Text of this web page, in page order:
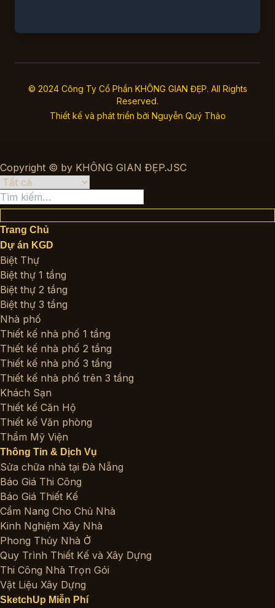
© 2024 Công Ty Cổ Phần KHÔNG GIAN ĐẸP. All Rights
Reserved.
Thiết kế và phát triển bởi Nguyễn Quý Thảo
Copyright © by KHÔNG GIAN ĐẸP.JSC
Tìm
kiếm:
Trang Chủ
Dự án KGD
Biệt Thự
Biệt thự 1 tầng
Biệt thự 2 tầng
Biệt thự 3 tầng
Nhà phố
Thiết kế nhà phố 1 tầng
Thiết kế nhà phố 2 tầng
Thiết kế nhà phố 3 tầng
Thiết kế nhà phố trên 3 tầng
Khách Sạn
Thiết kế Căn Hộ
Thiết kế Văn phòng
Thẩm Mỹ Viện
Thông Tin & Dịch Vụ
Sửa chữa nhà tại Đà Nẵng
Báo Giá Thi Công
Báo Giá Thiết Kế
Cẩm Nang Cho Chủ Nhà
Kinh Nghiệm Xây Nhà
Phong Thủy Nhà Ở
Quy Trình Thiết Kế và Xây Dựng
Thi Công Nhà Trọn Gói
Vật Liệu Xây Dựng
SketchUp Miễn Phí